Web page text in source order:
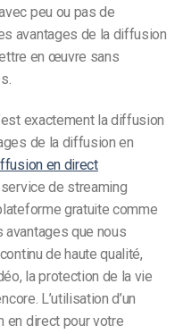
peu ou pas de
avantages de la diffusion
en œuvre sans
exactement la diffusion
de la diffusion en
en direct
de streaming
gratuite comme
avantages que nous
de haute qualité,
la protection de la vie
L’utilisation d’un
direct pour votre